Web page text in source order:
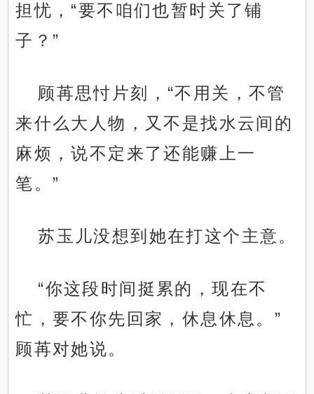
担忧，“要不咱们也暂时关了铺
子？”
顾苒思忖片刻，“不用关，不管
来什么大人物，又不是找水云间的
麻烦，说不定来了还能赚上一
笔。”
苏玉儿没想到她在打这个主意。
“你这段时间挺累的，现在不
忙，要不你先回家，休息休息。”
顾苒对她说。